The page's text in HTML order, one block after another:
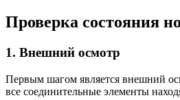
Проверка состояния
1. Внешний осмотр
Первым шагом является внешний
все соединительные элементы